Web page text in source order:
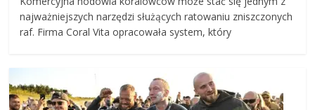
najważniejszych narzędzi służących ratowaniu zniszczonych
raf. Firma Coral Vita opracowała system, który